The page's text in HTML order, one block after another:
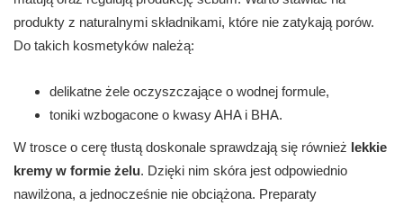
produkty z naturalnymi składnikami, które nie zatykają porów.
Do takich kosmetyków należą:
delikatne żele oczyszczające o wodnej formule,
toniki wzbogacone o kwasy AHA i BHA.
W trosce o cerę tłustą doskonale sprawdzają się również lekkie
kremy w formie żelu. Dzięki nim skóra jest odpowiednio
nawilżona, a jednocześnie nie obciążona. Preparaty